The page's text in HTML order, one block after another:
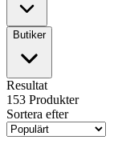
Butiker
Resultat
153 Produkter
Sortera efter